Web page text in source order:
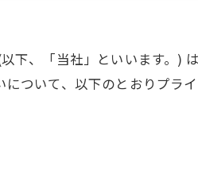
以下、「当社」といいます。)
ついて、以下のとおりプラ